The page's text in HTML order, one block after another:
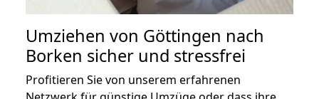
Umziehen von Göttingen nach
Borken sicher und stressfrei
Profitieren Sie von unserem erfahrenen